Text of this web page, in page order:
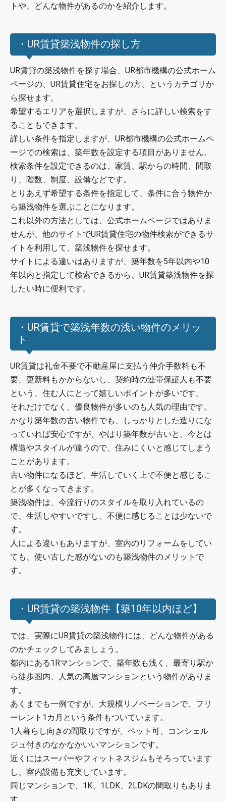
トや、どんな物件があるのかを紹介します。
・UR賃貸築浅物件の探し方
UR賃貸の築浅物件を探す場合、UR都市機構の公式ホーム
ページの、UR賃貸住宅をお探しの方、というカテゴリか
ら探せます。
希望するエリアを選択しますが、さらに詳しい検索をす
ることもできます。
詳しい条件を指定しますが、UR都市機構の公式ホームペ
ージでの検索は、築年数を設定する項目がありません。
検索条件を設定できるのは、家賃、駅からの時間、間取
り、階数、制度、設備などです。
とりあえず希望する条件を指定して、条件に合う物件か
ら築浅物件を選ぶことになります。
これ以外の方法としては、公式ホームページではありま
せんが、他のサイトでUR賃貸住宅の物件検索ができるサ
イトを利用して、築浅物件を探せます。
サイトによる違いはありますが、築年数を5年以内や10
年以内と指定して検索できるから、UR賃貸築浅物件を探
したい時に便利です。
・UR賃貸で築浅年数の浅い物件のメリッ
ト
UR賃貸は礼金不要で不動産屋に支払う仲介手数料も不
要、更新料もかからないし、契約時の連帯保証人も不要
という、住む人にとって嬉しいポイントが多いです。
それだけでなく、優良物件が多いのも人気の理由です。
かなり築年数の古い物件でも、しっかりとした造りにな
っていれば安心ですが、やはり築年数が古いと、今とは
構造やスタイルが違うので、住みにくいと感じてしまう
ことがあります。
古い物件になるほど、生活していく上で不便と感じるこ
とが多くなってきます。
築浅物件は、今流行りのスタイルを取り入れているの
で、生活しやすいですし、不便に感じることは少ないで
す。
人による違いもありますが、室内のリフォームをしてい
ても、使い古した感がないのも築浅物件のメリットで
す。
・UR賃貸の築浅物件【築10年以内ほど】
では、実際にUR賃貸の築浅物件には、どんな物件がある
のかチェックしてみましょう。
都内にある1Rマンションで、築年数も浅く、最寄り駅か
ら徒歩圏内、人気の高層マンションという物件がありま
す。
あくまでも一例ですが、大規模リノベーションで、フリ
ーレント1カ月という条件もついています。
1人暮らし向きの間取りですが、ペット可、コンシェル
ジュ付きのなかなかいいマンションです。
近くにはスーパーやフィットネスジムもそろっています
し、室内設備も充実しています。
同じマンションで、1K、1LDK、2LDKの間取りもありま